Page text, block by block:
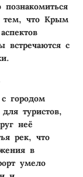
тем, что Крым
встречаются с
городом
туристов,
неё
рек, что
в
умело